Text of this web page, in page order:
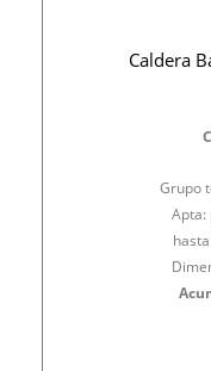
Caldera
Grupo
Apta: